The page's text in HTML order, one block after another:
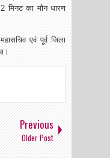
मिनट का मौन धारण
एवं पूर्व जिला
Previous
Older Post